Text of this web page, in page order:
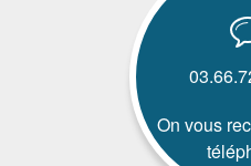
On vous